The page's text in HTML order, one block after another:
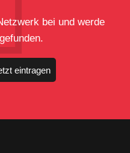
bei und werde
eintragen